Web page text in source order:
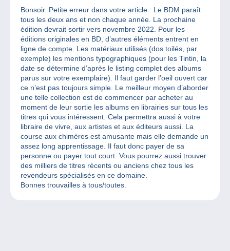
Bonsoir. Petite erreur dans votre article : Le BDM paraît
tous les deux ans et non chaque année. La prochaine
édition devrait sortir vers novembre 2022. Pour les
éditions originales en BD, d’autres éléments entrent en
ligne de compte. Les matériaux utilisés (dos toilés, par
exemple) les mentions typographiques (pour les Tintin, la
date se détermine d’après le listing complet des albums
parus sur votre exemplaire). Il faut garder l’oeil ouvert car
ce n’est pas toujours simple. Le meilleur moyen d’aborder
une telle collection est de commencer par acheter au
moment de leur sortie les albums en librairies sur tous les
titres qui vous intéressent. Cela permettra aussi à votre
libraire de vivre, aux artistes et aux éditeurs aussi. La
course aux chimères est amusante mais elle demande un
assez long apprentissage. Il faut donc payer de sa
personne ou payer tout court. Vous pourrez aussi trouver
des milliers de titres récents ou anciens chez tous les
revendeurs spécialisés en ce domaine.
Bonnes trouvailles à tous/toutes.